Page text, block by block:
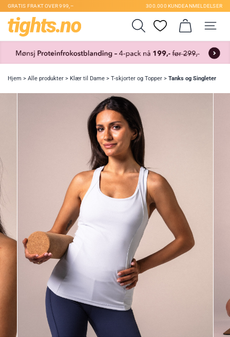
GRATIS FRAKT OVER 999,– 300.000 KUNDEANMELDELSER
Hjem > Alle produkter > Klær til Dame > T-skjorter og Topper > Tanks og Singleter